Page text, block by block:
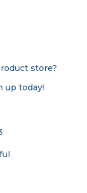
store?
up today!